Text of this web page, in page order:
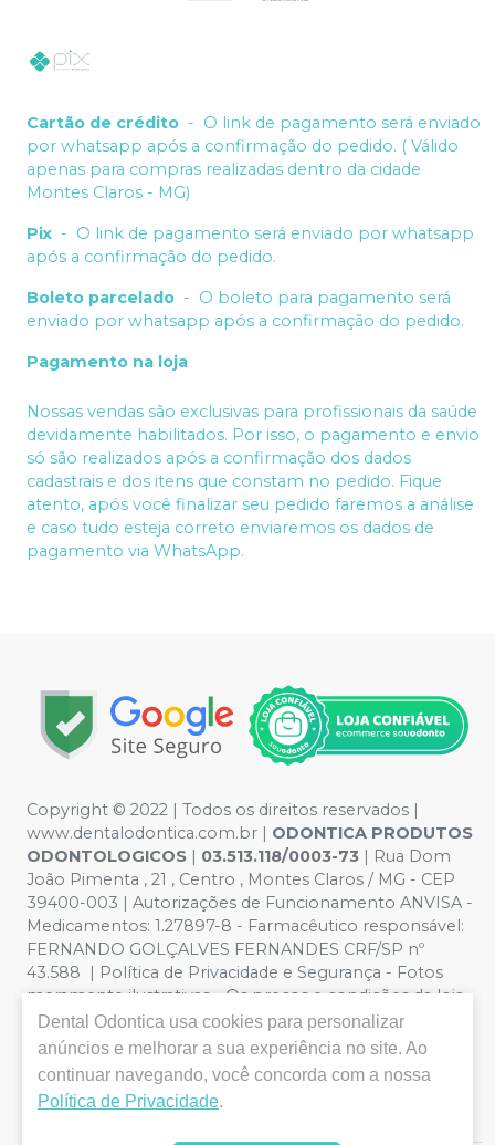
Cartão de crédito - O link de pagamento será enviado
por whatsapp após a confirmação do pedido. ( Válido
apenas para compras realizadas dentro da cidade
Montes Claros - MG)
Pix - O link de pagamento será enviado por whatsapp
após a confirmação do pedido.
Boleto parcelado - O boleto para pagamento será
enviado por whatsapp após a confirmação do pedido.
Pagamento na loja
Nossas vendas são exclusivas para profissionais da saúde
devidamente habilitados. Por isso, o pagamento e envio
só são realizados após a confirmação dos dados
cadastrais e dos itens que constam no pedido. Fique
atento, após você finalizar seu pedido faremos a análise
e caso tudo esteja correto enviaremos os dados de
pagamento via WhatsApp.
Copyright © 2022 | Todos os direitos reservados |
www.dentalodontica.com.br | ODONTICA PRODUTOS
ODONTOLOGICOS | 03.513.118/0003-73 | Rua Dom
João Pimenta , 21 , Centro , Montes Claros / MG - CEP
39400-003 | Autorizações de Funcionamento ANVISA -
Medicamentos: 1.27897-8 - Farmacêutico responsável:
FERNANDO GOLÇALVES FERNANDES CRF/SP nº
43.588 | Política de Privacidade e Segurança - Fotos
meramente ilustrativas - Os preços e condições da loja
virtual estão sujeitos a alterações. Em caso de
divergência de preços no site, o valor válido é o do
Carrinho de Compra. Não vendemos por atacado, por
isso nos reservamos o direito de não atender compras
de grandes volumes pelo site.
Dental Odontica usa cookies para personalizar
anúncios e melhorar a sua experiência no site. Ao
continuar navegando, você concorda com a nossa
Política de Privacidade.